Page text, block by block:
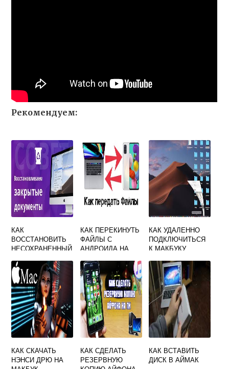
Рекомендуем:
КАК
ВОССТАНОВИТЬ
НЕСОХРАНЕННЫЙ
МАКЕ
КАК ПЕРЕКИНУТЬ
ФАЙЛЫ С
АНДРОИДА НА
КАК УДАЛЕННО
ПОДКЛЮЧИТЬСЯ
К МАКБУКУ
КАК СКАЧАТЬ
НЭНСИ ДРЮ НА
КАК СДЕЛАТЬ
РЕЗЕРВНУЮ
КАК ВСТАВИТЬ
ДИСК В АЙМАК